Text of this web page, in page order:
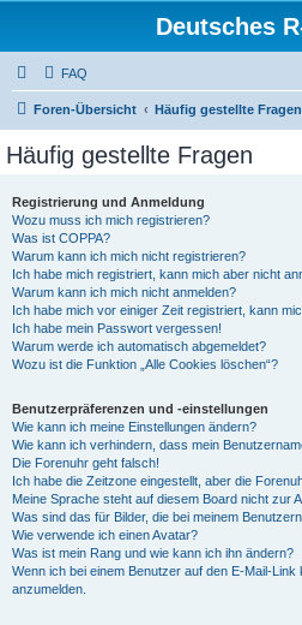
Deutsches
FAQ
Foren-Übersicht Häufig gestellte Fragen
Häufig gestellte Fragen
Registrierung und Anmeldung
Wozu muss ich mich registrieren?
Was ist COPPA?
Warum kann ich mich nicht registrieren?
Ich habe mich registriert, kann mich aber nicht
Warum kann ich mich nicht anmelden?
Ich habe mich vor einiger Zeit registriert, kann
Ich habe mein Passwort vergessen!
Warum werde ich automatisch abgemeldet?
Wozu ist die Funktion „Alle Cookies löschen“?
Benutzerpräferenzen und -einstellungen
Wie kann ich meine Einstellungen ändern?
Wie kann ich verhindern, dass mein
Die Forenuhr geht falsch!
Ich habe die Zeitzone eingestellt, aber die
Meine Sprache steht auf diesem Board nicht zur
Was sind das für Bilder, die bei meinem
Wie verwende ich einen Avatar?
Was ist mein Rang und wie kann ich ihn ändern?
Wenn ich bei einem Benutzer auf den E-Mail-
anzumelden.